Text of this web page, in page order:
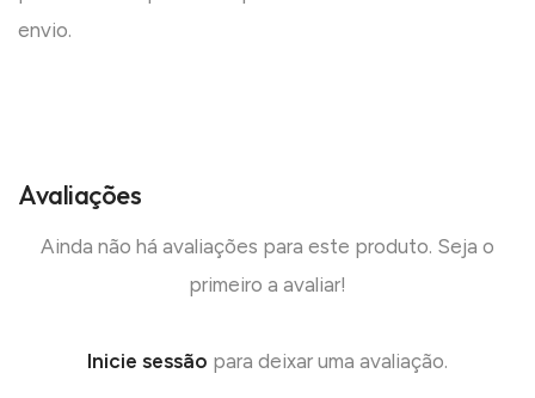
envio.
Avaliações
Ainda não há avaliações para este produto. Seja o
primeiro a avaliar!
Inicie sessão para deixar uma avaliação.